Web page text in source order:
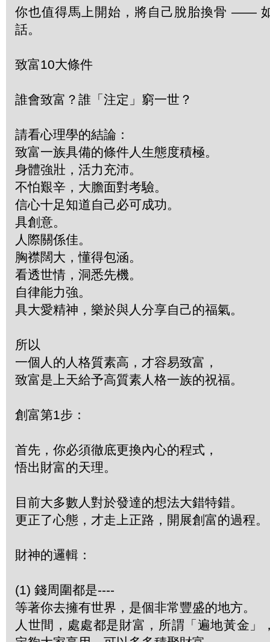
你也值得馬上開始，將自己脫胎換骨 ——
話。
致富10大條件
誰會致富？誰「注定」窮一世？
請看心理學的結論：
致富一族具備的條件人生態度積極。
身體強壯，活力充沛。
不怕艱辛，大膽面對考驗。
信心十足知道自己必可成功。
具創意。
人際關係佳。
胸襟闊大，懂得包涵。
看透世情，洞悉先機。
自律能力強。
具大愛精神，樂於與人分享自己的福氣。
所以
一個人的人格質素高，才容易致富，
致富是上天給予高質素人格一族的祝福。
創富第1步：
首先，你必須徹底更換內心的程式，
悟出財富的天理。
目前大多數人對於發達的想法大錯特錯。
更正了心態，才走上正路，開展創富的過程。
財神的邏輯：
(1) 錢周圍都是----
等著你去擁有世界，是個非常豐盛的地方。
人世間，處處都是財富，所謂「遍地黃金」